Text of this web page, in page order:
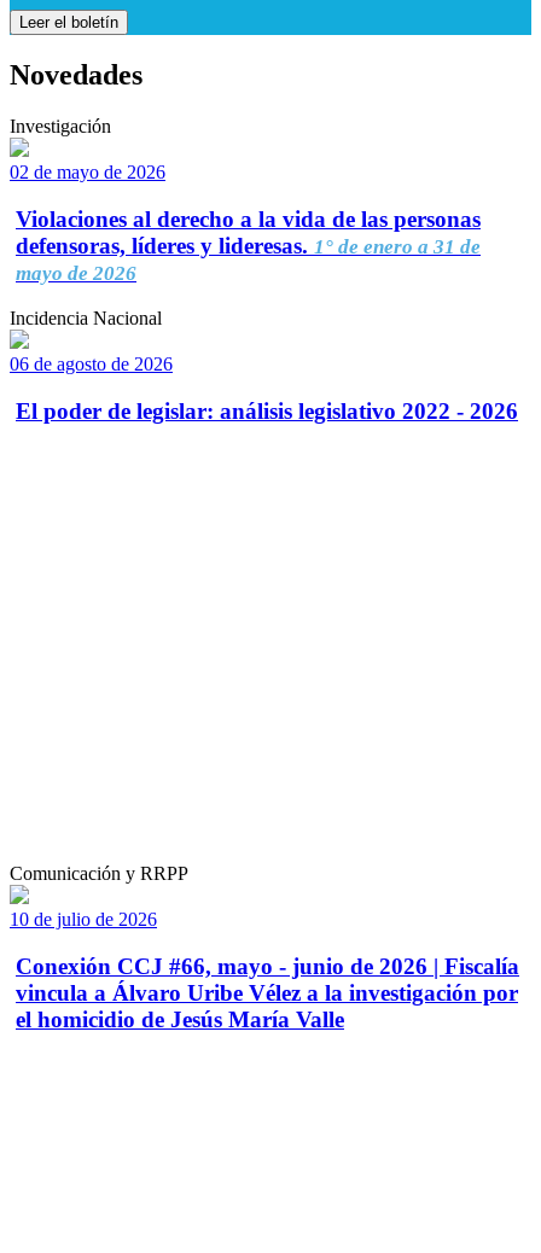
Leer el boletín
Novedades
Investigación
02 de mayo de 2026
Violaciones al derecho a la vida de las personas
defensoras, líderes y lideresas. 1° de enero a 31 de
mayo de 2026
Incidencia Nacional
06 de agosto de 2026
El poder de legislar: análisis legislativo 2022 - 2026
Comunicación y RRPP
10 de julio de 2026
Conexión CCJ #66, mayo - junio de 2026 | Fiscalía
vincula a Álvaro Uribe Vélez a la investigación por
el homicidio de Jesús María Valle